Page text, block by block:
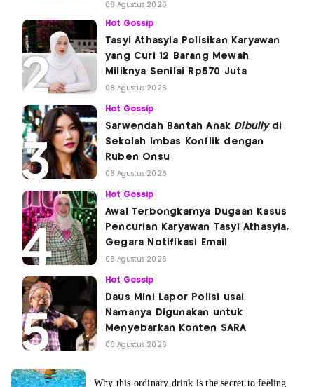
08 Agustus 2026
Hot Gossip
Tasyi Athasyia Polisikan Karyawan
yang Curi 12 Barang Mewah
Miliknya Senilai Rp570 Juta
08 Agustus 2026
Hot Gossip
Sarwendah Bantah Anak Dibullydi
Sekolah Imbas Konflik dengan
Ruben Onsu
08 Agustus 2026
Hot Gossip
Awal Terbongkarnya Dugaan Kasus
Pencurian Karyawan Tasyi Athasyia,
Gegara Notifikasi Email
08 Agustus 2026
Hot Gossip
Daus Mini Lapor Polisi usai
Namanya Digunakan untuk
Menyebarkan Konten SARA
08 Agustus 2026